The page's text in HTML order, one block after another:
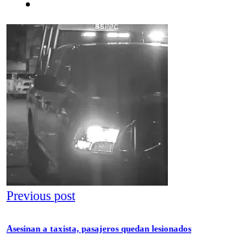
Previous post
Asesinan a taxista, pasajeros quedan lesionados